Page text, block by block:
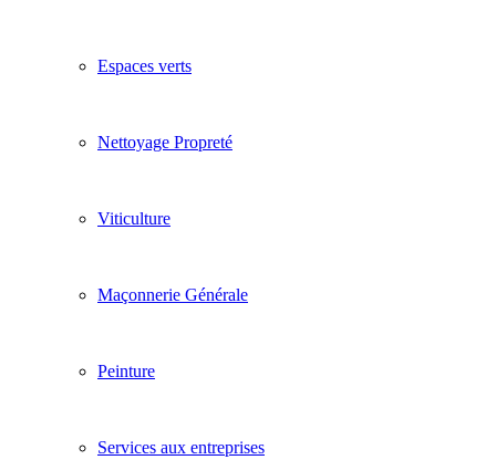
Espaces verts
Nettoyage Propreté
Viticulture
Maçonnerie Générale
Peinture
Services aux entreprises